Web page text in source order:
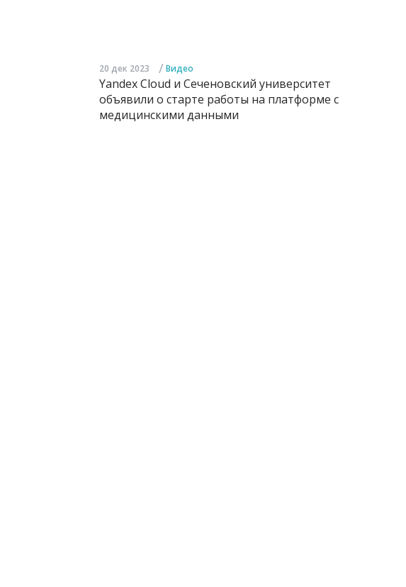
20 дек 2023 / Видео
Yandex Cloud и Сеченовский университет
объявили о старте работы на платформе с
медицинскими данными